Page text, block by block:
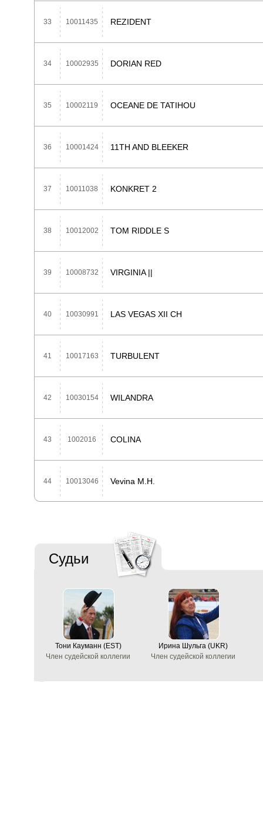
33 10011435 REZIDENT
34 10002935 DORIAN RED
35 10002119 OCEANE DE TATIHOU
36 10001424 11TH AND BLEEKER
37 10011038 KONKRET 2
38 10012002 TOM RIDDLE S
39 10008732 VIRGINIA ||
40 10030991 LAS VEGAS XII CH
41 10017163 TURBULENT
42 10030154 WILANDRA
43 1002016 COLINA
44 10013046 Vevina M.H.
Судьи
Тони Кауманн (EST)
Член судейской коллегии
Ирина Шульга (UKR)
Член судейской коллегии